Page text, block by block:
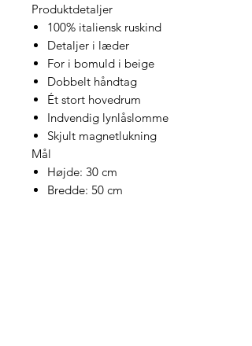
Produktdetaljer
100% italiensk ruskind
Detaljer i læder
For i bomuld i beige
Dobbelt håndtag
Ét stort hovedrum
Indvendig lynlåslomme
Skjult magnetlukning
Mål
Højde: 30 cm
Bredde: 50 cm